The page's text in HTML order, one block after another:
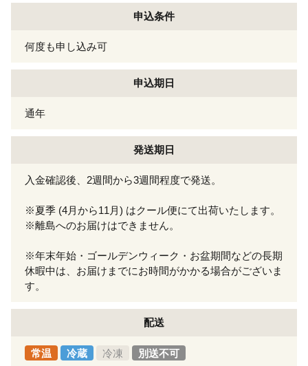
申込条件
何度も申し込み可
申込期日
通年
発送期日
入金確認後、2週間から3週間程度で発送。
※夏季 (4月から11月) はクール便にて出荷いたします。
※離島へのお届けはできません。
※年末年始・ゴールデンウィーク・お盆期間などの長期
休暇中は、お届けまでにお時間がかかる場合がございま
す。
配送
常温 冷蔵 冷凍 別送不可